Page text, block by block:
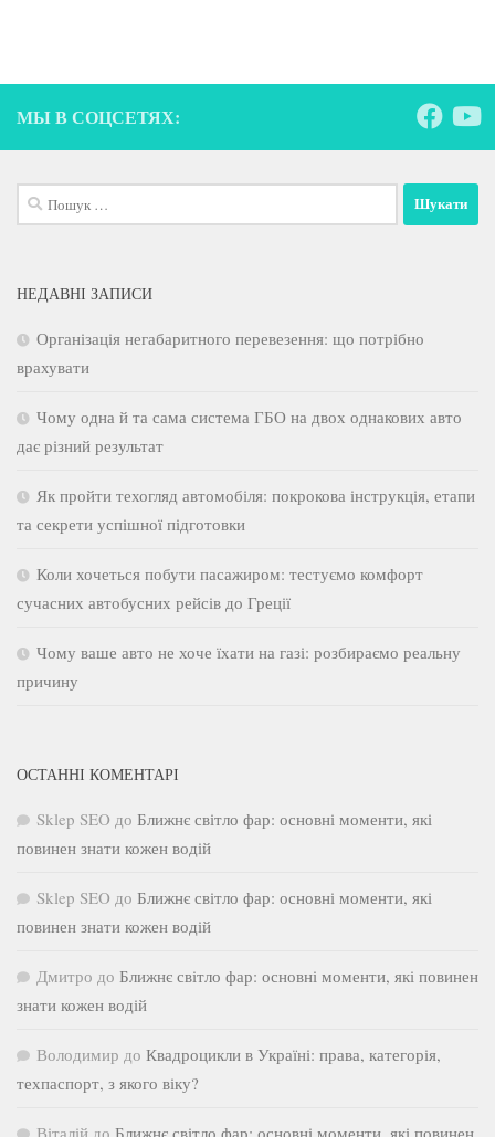
МЫ В СОЦСЕТЯХ:
Пошук:
НЕДАВНІ ЗАПИСИ
Організація негабаритного перевезення: що потрібно
врахувати
Чому одна й та сама система ГБО на двох однакових авто
дає різний результат
Як пройти техогляд автомобіля: покрокова інструкція, етапи
та секрети успішної підготовки
Коли хочеться побути пасажиром: тестуємо комфорт
сучасних автобусних рейсів до Греції
Чому ваше авто не хоче їхати на газі: розбираємо реальну
причину
ОСТАННІ КОМЕНТАРІ
Sklep SEO до Ближнє світло фар: основні моменти, які
повинен знати кожен водій
Sklep SEO до Ближнє світло фар: основні моменти, які
повинен знати кожен водій
Дмитро до Ближнє світло фар: основні моменти, які повинен
знати кожен водій
Володимир до Квадроцикли в Україні: права, категорія,
техпаспорт, з якого віку?
Віталій до Ближнє світло фар: основні моменти, які повинен